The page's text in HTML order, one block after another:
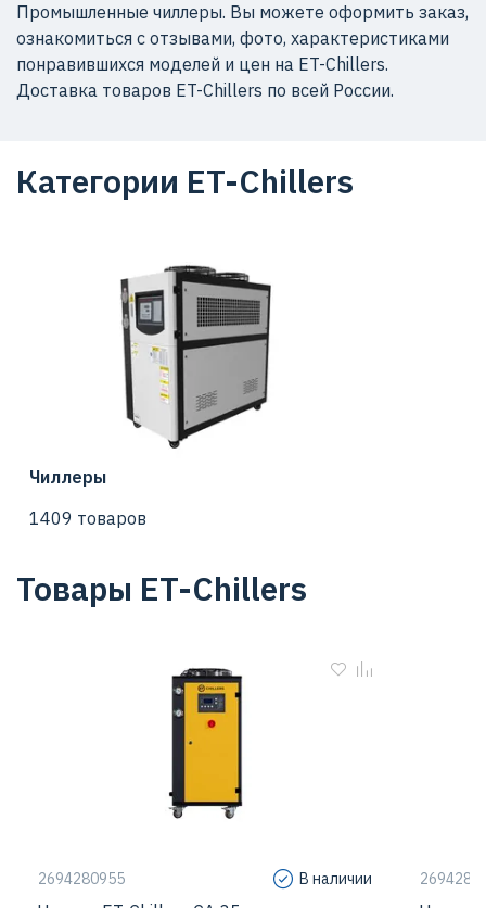
Промышленные чиллеры. Вы можете оформить заказ,
ознакомиться с отзывами, фото, характеристиками
понравившихся моделей и цен на ET-Chillers.
Доставка товаров ET-Chillers по всей России.
Категории ET-Chillers
Чиллеры
1409 товаров
Товары ET-Chillers
2694280955 В наличии